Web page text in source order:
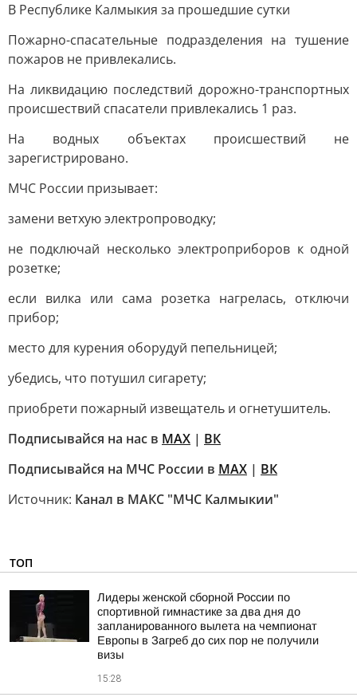
В Республике Калмыкия за прошедшие сутки
Пожарно-спасательные подразделения на тушение
пожаров не привлекались.
На ликвидацию последствий дорожно-транспортных
происшествий спасатели привлекались 1 раз.
На водных объектах происшествий не
зарегистрировано.
МЧС России призывает:
замени ветхую электропроводку;
не подключай несколько электроприборов к одной
розетке;
если вилка или сама розетка нагрелась, отключи
прибор;
место для курения оборудуй пепельницей;
убедись, что потушил сигарету;
приобрети пожарный извещатель и огнетушитель.
Подписывайся на нас в MAX | ВК
Подписывайся на МЧС России в MAX | ВК
Источник: Канал в МАКС "МЧС Калмыкии"
ТОП
Лидеры женской сборной России по
спортивной гимнастике за два дня до
запланированного вылета на чемпионат
Европы в Загреб до сих пор не получили
визы
15:28